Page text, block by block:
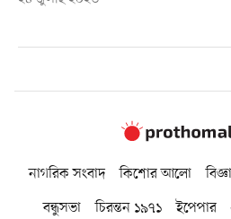
নাগরিক সংবাদ কিশোর আলো
বন্ধুসভা
চিরন্তন ১৯৭১ ইপেপার